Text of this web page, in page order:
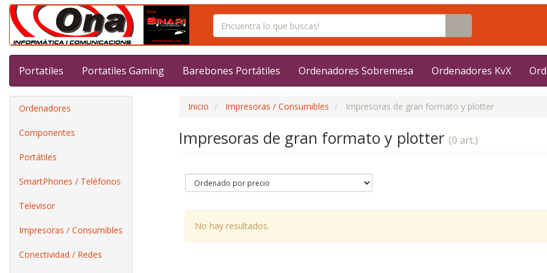
Portatiles Portatiles Gaming Barebones Portátiles Ordenadores Sobremesa Ordenadores KvX
Ordenadores
Componentes
Portátiles
SmartPhones / Teléfonos
Televisor
Impresoras / Consumibles
Conectividad / Redes
Inicio Impresoras / Consumibles Impresoras de gran formato y plotter
Impresoras de gran formato y plotter (0 art.)
No hay resultados.